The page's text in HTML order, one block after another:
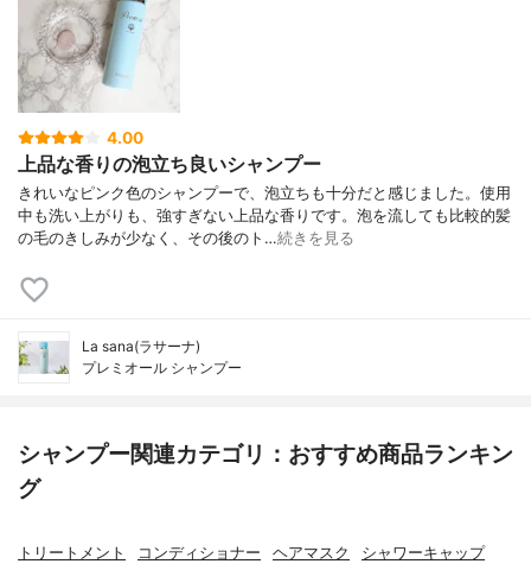
4.00
上品な香りの泡立ち良いシャンプー
きれいなピンク色のシャンプーで、泡立ちも十分だと感じました。使用
中も洗い上がりも、強すぎない上品な香りです。泡を流しても比較的髪
の毛のきしみが少なく、その後のト…続きを見る
La sana(ラサーナ)
プレミオール シャンプー
シャンプー関連カテゴリ：おすすめ商品ランキン
グ
トリートメント コンディショナー ヘアマスク シャワーキャップ